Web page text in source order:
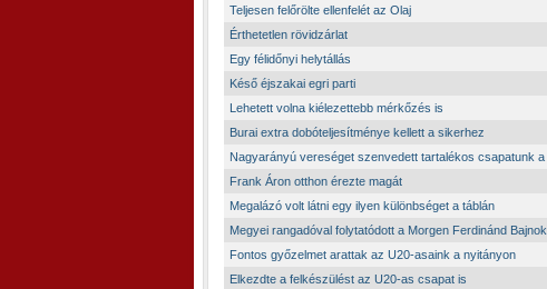
Teljesen felőrölte ellenfelét az Olaj
Érthetetlen rövidzárlat
Egy félidőnyi helytállás
Késő éjszakai egri parti
Lehetett volna kiélezettebb mérkőzés is
Burai extra dobóteljesítménye kellett a sikerhez
Nagyarányú vereséget szenvedett tartalékos csapatunk
Frank Áron otthon érezte magát
Megalázó volt látni egy ilyen különbséget a táblán
Megyei rangadóval folytatódott a Morgen Ferdinánd
Fontos győzelmet arattak az U20-asaink a nyitányon
Elkezdte a felkészülést az U20-as csapat is